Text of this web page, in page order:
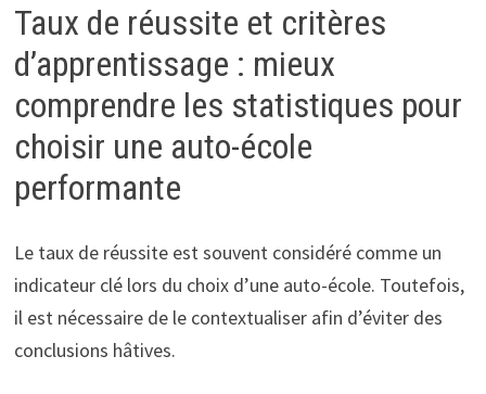
Taux de réussite et critères
d’apprentissage : mieux
comprendre les statistiques pour
choisir une auto-école
performante
Le taux de réussite est souvent considéré comme un
indicateur clé lors du choix d’une auto-école. Toutefois,
il est nécessaire de le contextualiser afin d’éviter des
conclusions hâtives.